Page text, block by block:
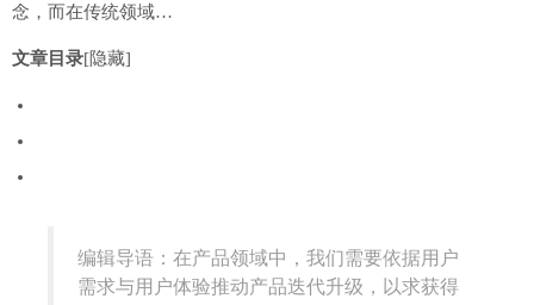
念，而在传统领域…
文章目录[隐藏]
编辑导语：在产品领域中，我们需要依据用户
需求与用户体验推动产品迭代升级，以求获得